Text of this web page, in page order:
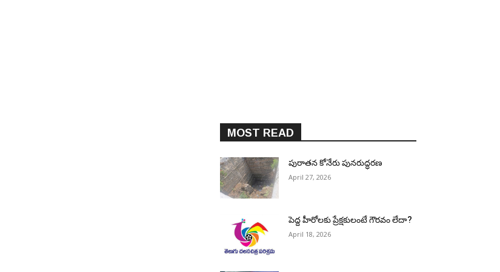
MOST READ
పురాత‌న కోనేరు పున‌రుద్ధ‌ర‌ణ
April 27, 2026
పెద్ద హీరోల‌కు ప్రేక్ష‌కులంటే గౌర‌వం లేదా?
April 18, 2026